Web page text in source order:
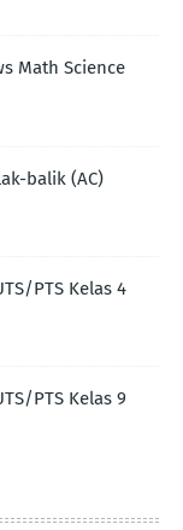
Math Science
balik (AC)
PTS Kelas 4
PTS Kelas 9